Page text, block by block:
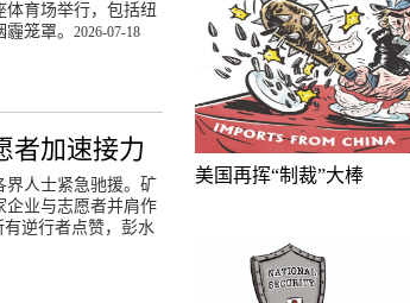
体育场举行，包括纽
霾笼罩。2026-07-18
者加速接力
界人士紧急驰援。矿
业与志愿者并肩作
有逆行者点赞，彭水
美国再挥“制裁”大棒